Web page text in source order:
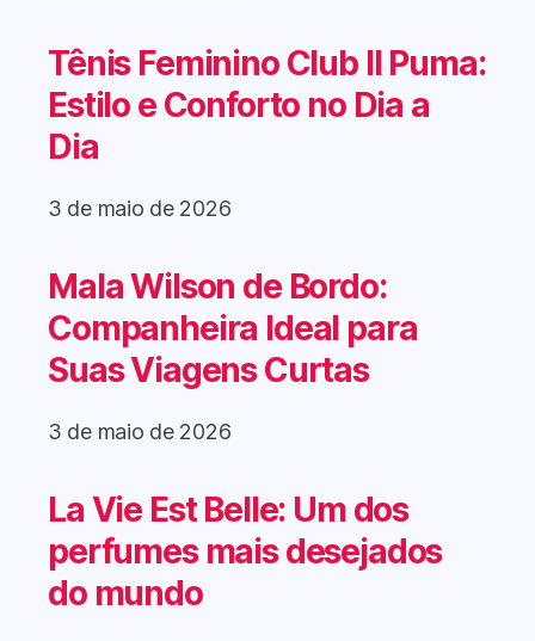
Tênis Feminino Club II Puma:
Estilo e Conforto no Dia a
Dia
3 de maio de 2026
Mala Wilson de Bordo:
Companheira Ideal para
Suas Viagens Curtas
3 de maio de 2026
La Vie Est Belle: Um dos
perfumes mais desejados
do mundo